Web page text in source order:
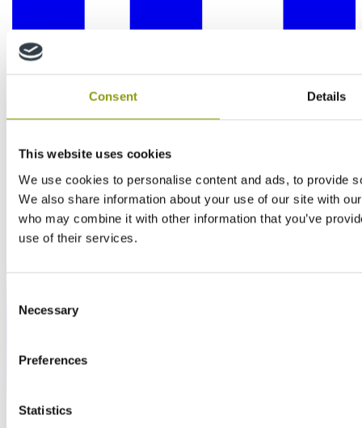
Consent Details
This website uses cookies
We use cookies to personalise content and ads, to provide
We also share information about your use of our site with
who may combine it with other information that you’ve
use of their services.
Selection
Necessary
Preferences
Statistics